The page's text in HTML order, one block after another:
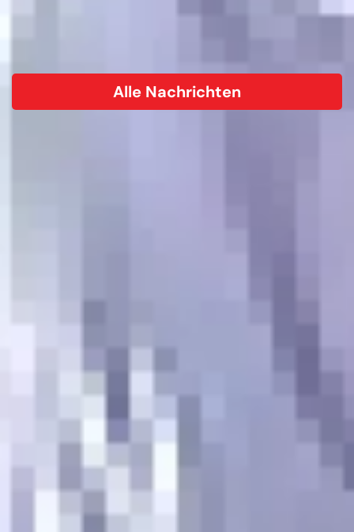
Alle Nachrichten